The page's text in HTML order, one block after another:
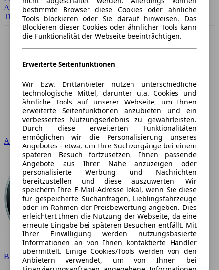
Alle Auto-Foren
Themen-Forum
Audi
BMW
bestimmte Browser diese Cookies oder ähnliche
Tools blockieren oder Sie darauf hinweisen. Das
Blockieren dieser Cookies oder ähnlicher Tools kann
die Funktionalität der Webseite beeinträchtigen.
Erweiterte Seitenfunktionen
Wir bzw. Drittanbieter nutzen unterschiedliche
technologische Mittel, darunter u.a. Cookies und
ähnliche Tools auf unserer Webseite, um Ihnen
erweiterte Seitenfunktionen anzubieten und ein
verbessertes Nutzungserlebnis zu gewährleisten.
Durch diese erweiterten Funktionalitäten
ermöglichen wir die Personalisierung unseres
Angebotes - etwa, um Ihre Suchvorgänge bei einem
späteren Besuch fortzusetzen, Ihnen passende
Angebote aus Ihrer Nähe anzuzeigen oder
personalisierte Werbung und Nachrichten
bereitzustellen und diese auszuwerten. Wir
speichern Ihre E-Mail-Adresse lokal, wenn Sie diese
für gespeicherte Suchanfragen, Lieblingsfahrzeuge
oder im Rahmen der Preisbewertung angeben. Dies
erleichtert Ihnen die Nutzung der Webseite, da eine
erneute Eingabe bei späteren Besuchen entfällt. Mit
Ihrer Einwilligung werden nutzungsbasierte
Informationen an von Ihnen kontaktierte Händler
übermittelt. Einige Cookies/Tools werden von den
Anbietern verwendet, um von Ihnen bei